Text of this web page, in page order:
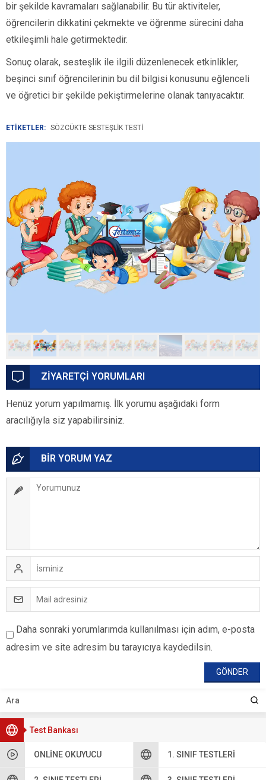
Test Bankası
ONLINE OKUYUCU 1. SINIF TESTLERI
bir şekilde kavramaları sağlanabilir. Bu tür aktiviteler,
öğrencilerin dikkatini çekmekte ve öğrenme sürecini daha
etkileşimli hale getirmektedir.
Sonuç olarak, sesteşlik ile ilgili düzenlenecek etkinlikler,
beşinci sınıf öğrencilerinin bu dil bilgisi konusunu eğlenceli
ve öğretici bir şekilde pekiştirmelerine olanak tanıyacaktır.
ETİKETLER: SÖZCÜKTE SESTEŞLIK TESTI
ZİYARETÇİ YORUMLARI
Henüz yorum yapılmamış. İlk yorumu aşağıdaki form
aracılığıyla siz yapabilirsiniz.
BİR YORUM YAZ
Daha sonraki yorumlarımda kullanılması için adım, e-posta
adresim ve site adresim bu tarayıcıya kaydedilsin.